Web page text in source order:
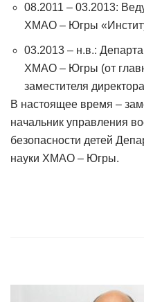
08.2011 – 03.2013:
ХМАО – Югры
03.2013 – н.в.:
ХМАО – Югры (от
заместителя
В настоящее время –
начальник управления
безопасности детей
науки ХМАО – Югры.